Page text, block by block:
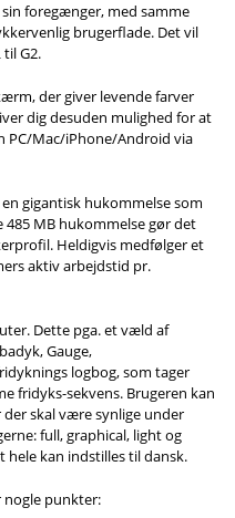
foregænger, med samme
brugerflade. Det vil
G2.
der giver levende farver
dig desuden mulighed for at
PC/Mac/iPhone/Android via
gigantisk hukommelse som
MB hukommelse gør det
Heldigvis medfølger et
aktiv arbejdstid pr.
Dette pga. et væld af
Gauge,
logbog, som tager
fridyks-sekvens. Brugeren kan
skal være synlige under
full, graphical, light og
hele kan indstilles til dansk.
nogle punkter: